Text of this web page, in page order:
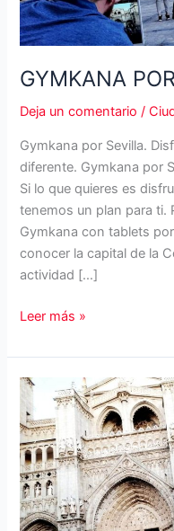
GYMKANA
Deja un comentario /
Gymkana por Sevilla.
diferente. Gymkana por
Si lo que quieres es
tenemos un plan para ti.
Gymkana con tablets
conocer la capital de la
actividad […]
GYMKANA
SEVILLA
Leer más »